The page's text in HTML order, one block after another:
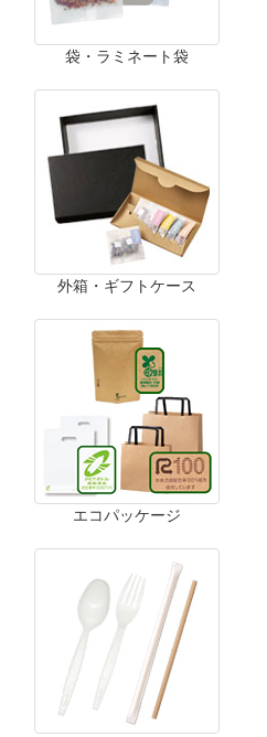
袋・ラミネート袋
外箱・ギフトケース
エコパッケージ